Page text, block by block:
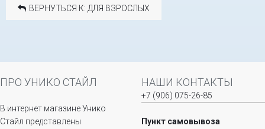
ВЕРНУТЬСЯ К: ДЛЯ ВЗРОСЛЫХ
ПРО УНИКО СТАЙЛ
В интернет магазине Унико
Стайл представлены
НАШИ КОНТАКТЫ
+7 (906) 075-26-85
Пункт самовывоза